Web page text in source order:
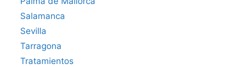
Salamanca
Sevilla
Tarragona
Tratamientos